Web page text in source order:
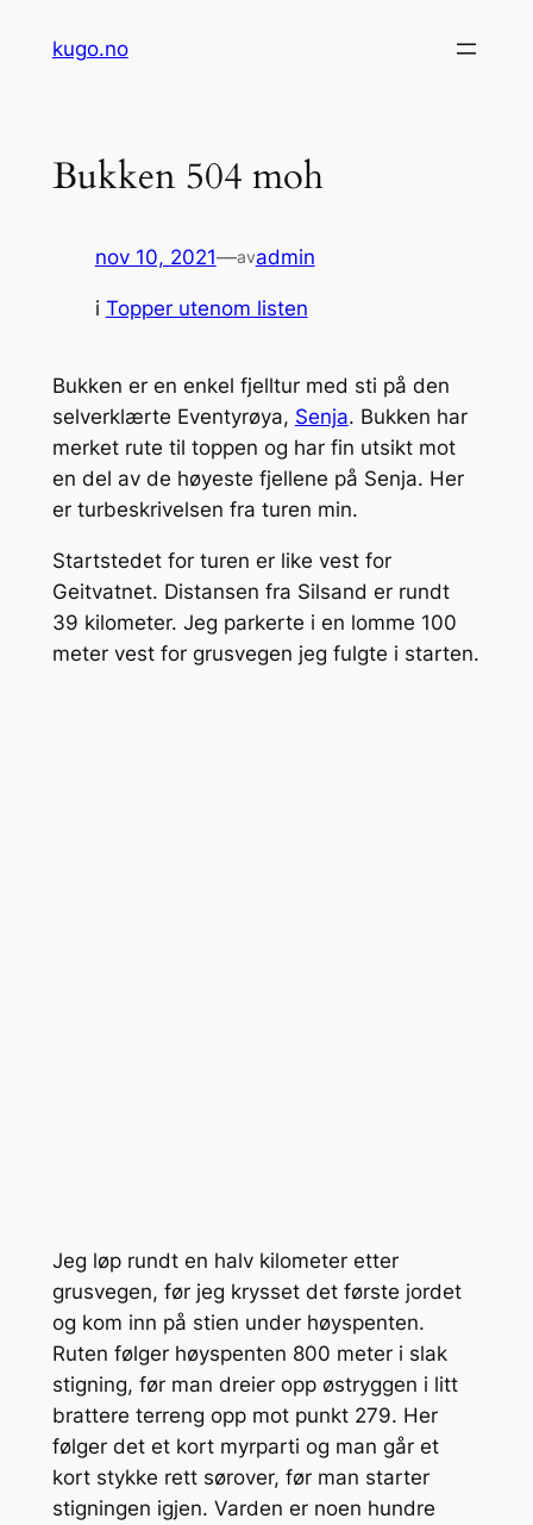
kugo.no
Bukken 504 moh
nov 10, 2021—avadmin
i Topper utenom listen
Bukken er en enkel fjelltur med sti på den
selverklærte Eventyrøya, Senja. Bukken har
merket rute til toppen og har fin utsikt mot
en del av de høyeste fjellene på Senja. Her
er turbeskrivelsen fra turen min.
Startstedet for turen er like vest for
Geitvatnet. Distansen fra Silsand er rundt
39 kilometer. Jeg parkerte i en lomme 100
meter vest for grusvegen jeg fulgte i starten.
Jeg løp rundt en halv kilometer etter
grusvegen, før jeg krysset det første jordet
og kom inn på stien under høyspenten.
Ruten følger høyspenten 800 meter i slak
stigning, før man dreier opp østryggen i litt
brattere terreng opp mot punkt 279. Her
følger det et kort myrparti og man går et
kort stykke rett sørover, før man starter
stigningen igjen. Varden er noen hundre